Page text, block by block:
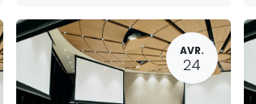
AVR.
24